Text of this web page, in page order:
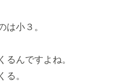
は小３。
るんですよね。
る。